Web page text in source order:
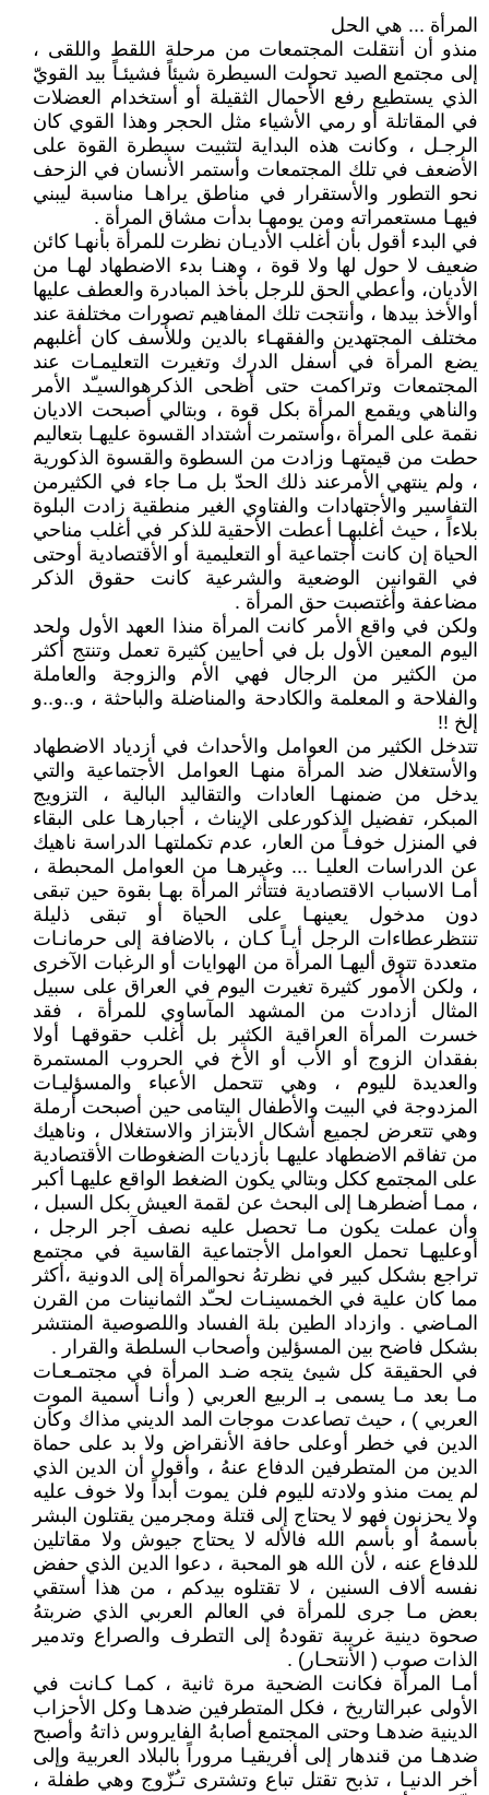
المرأة ... هي الحل
منذو أن أنتقلت المجتمعات من مرحلة اللقط واللقى ،
إلى مجتمع الصيد تحولت السيطرة شيئاً فشيئـاً بيد القويّ
الذي يستطيع رفع الأحمال الثقيلة أو أستخدام العضلات
في المقاتلة أو رمي الأشياء مثل الحجر وهذا القوي كان
الرجـل ، وكانت هذه البداية لتثبيت سيطرة القوة على
الأضعف في تلك المجتمعات وأستمر الأنسان في الزحف
نحو التطور والأستقرار في مناطق يراهـا مناسبة ليبني
فيهـا مستعمراته ومن يومهـا بدأت مشاق المرأة .
في البدء أقول بأن أغلب الأديـان نظرت للمرأة بأنهـا كائن
ضعيف لا حول لها ولا قوة ، وهنـا بدء الاضطهاد لهـا من
الأديان، وأعطي الحق للرجل بأخذ المبادرة والعطف عليها
أوالأخذ بيدها ، وأنتجت تلك المفاهيم تصورات مختلفة عند
مختلف المجتهدين والفقهـاء بالدين وللأسف كان أغلبهم
يضع المرأة في أسفل الدرك وتغيرت التعليمـات عند
المجتمعات وتراكمت حتى أظحى الذكرهوالسيـّد الأمر
والناهي ويقمع المرأة بكل قوة ، وبتالي أصبحت الاديان
نقمة على المرأة ،وأستمرت أشتداد القسوة عليهـا بتعاليم
حطت من قيمتهـا وزادت من السطوة والقسوة الذكورية
، ولم ينتهي الأمرعند ذلك الحدّ بل مـا جاء في الكثيرمن
التفاسير والأجتهادات والفتاوي الغير منطقية زادت البلوة
بلاءاً ، حيث أغلبهـا أعطت الأحقية للذكر في أغلب مناحي
الحياة إن كانت أجتماعية أو التعليمية أو الأقتصادية أوحتى
في القوانين الوضعية والشرعية كانت حقوق الذكر
مضاعفة وأغتصبت حق المرأة .
ولكن في واقع الأمر كانت المرأة منذا العهد الأول ولحد
اليوم المعين الأول بل في أحايين كثيرة تعمل وتنتج أكثر
من الكثير من الرجال فهي الأم والزوجة والعاملة
والفلاحة و المعلمة والكادحة والمناضلة والباحثة ، و..و..و
إلخ !!
تتدخل الكثير من العوامل والأحداث في أزدياد الاضطهاد
والأستغلال ضد المرأة منهـا العوامل الأجتماعية والتي
يدخل من ضمنهـا العادات والتقاليد البالية ، التزويج
المبكر، تفضيل الذكورعلى الإيناث ، أجبارهـا على البقاء
في المنزل خوفـاً من العار، عدم تكملتهـا الدراسة ناهيك
عن الدراسات العليـا ... وغيرهـا من العوامل المحبطة ،
أمـا الاسباب الاقتصادية فتتأثر المرأة بهـا بقوة حين تبقى
دون مدخول يعينهـا على الحياة أو تبقى ذليلة
تنتظرعطاءات الرجل أيـاً كـان ، بالاضافة إلى حرمانـات
متعددة تتوق أليهـا المرأة من الهوايات أو الرغبات الآخرى
، ولكن الأمور كثيرة تغيرت اليوم في العراق على سبيل
المثال أزدادت من المشهد المآساوي للمرأة ، فقد
خسرت المرأة العراقية الكثير بل أغلب حقوقهـا أولا
بفقدان الزوج أو الأب أو الأخ في الحروب المستمرة
والعديدة لليوم ، وهي تتحمل الأعباء والمسؤليـات
المزدوجة في البيت والأطفال اليتامى حين أصبحت أرملة
وهي تتعرض لجميع أشكال الأبتزاز والاستغلال ، وناهيك
من تفاقم الاضطهاد عليهـا بأزديات الضغوطات الأقتصادية
على المجتمع ككل وبتالي يكون الضغط الواقع عليهـا أكبر
، ممـا أضطرهـا إلى البحث عن لقمة العيش بكل السبل ،
وأن عملت يكون مـا تحصل عليه نصف آجر الرجل ،
أوعليهـا تحمل العوامل الأجتماعية القاسية في مجتمع
تراجع بشكل كبير في نظرتهُ نحوالمرأة إلى الدونية ،أكثر
مما كان علية في الخمسينـات لحـّد الثمانينات من القرن
المـاضي . وازداد الطين بلة الفساد واللصوصية المنتشر
بشكل فاضح بين المسؤلين وأصحاب السلطة والقرار .
في الحقيقة كل شيئ يتجه ضـد المرأة في مجتمـعـات
مـا بعد مـا يسمى بـ الربيع العربي ( وأنـا أسمية الموت
العربي ) ، حيث تصاعدت موجات المد الديني مذاك وكأن
الدين في خطر أوعلى حافة الأنقراض ولا بد على حماة
الدين من المتطرفين الدفاع عنهُ ، وأقول أن الدين الذي
لم يمت منذو ولادته لليوم فلن يموت أبداً ولا خوف عليه
ولا يحزنون فهو لا يحتاج إلى قتلة ومجرمين يقتلون البشر
بأسمهُ أو بأسم الله فالأله لا يحتاج جيوش ولا مقاتلين
للدفاع عنه ، لأن الله هو المحبة ، دعوا الدين الذي حفض
نفسه ألاف السنين ، لا تقتلوه بيدكم ، من هذا أستقي
بعض مـا جرى للمرأة في العالم العربي الذي ضربتهُ
صحوة دينية غريبة تقودهُ إلى التطرف والصراع وتدمير
الذات صوب ( الأنتحـار) .
أمـا المرأة فكانت الضحية مرة ثانية ، كمـا كـانت في
الأولى عبرالتاريخ ، فكل المتطرفين ضدهـا وكل الأحزاب
الدينية ضدهـا وحتى المجتمع أصابهُ الفايروس ذاتهُ وأصبح
ضدهـا من قندهار إلى أفريقيـا مروراً بالبلاد العربية وإلى
أخر الدنيـا ، تذبح تقتل تباع وتشترى تـُزّوج وهي طفلة ،